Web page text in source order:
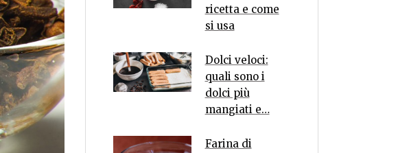
ricetta e come
si usa
Dolci veloci:
quali sono i
dolci più
mangiati e…
Farina di